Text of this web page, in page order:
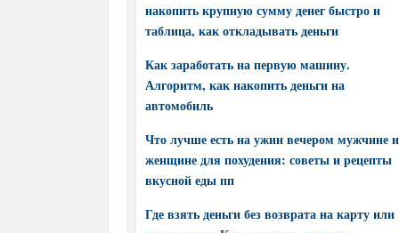
накопить крупную сумму денег быстро и
таблица, как откладывать деньги
Как заработать на первую машину.
Алгоритм, как накопить деньги на
автомобиль
Что лучше есть на ужин вечером мужчине и
женщине для похудения: советы и рецепты
вкусной еды пп
Где взять деньги без возврата на карту или